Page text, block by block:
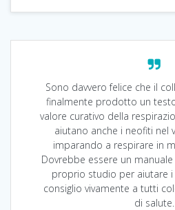
Sono davvero felice che il
finalmente prodotto un
valore curativo della
aiutano anche i neofiti nel
imparando a respirare in
Dovrebbe essere un
proprio studio per aiutare
consiglio vivamente a tutti
di salute.